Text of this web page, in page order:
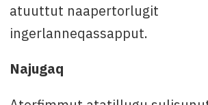
atuuttut naapertorlugit
ingerlanneqassapput.
Najugaq